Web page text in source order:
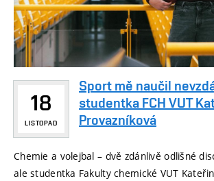
18
LISTOPAD
Sport mě naučil
studentka FCH VUT
Provazníková
Chemie a volejbal – dvě zdánlivě odlišné
ale studentka Fakulty chemické VUT